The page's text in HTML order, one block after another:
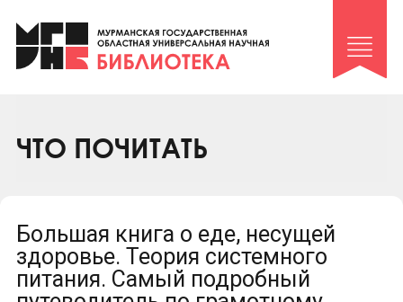
Клуб «Гиря и сельдерей»
Клуб «Семейный архив»
Коллегам
ЧТО ПОЧИТАТЬ
Большая книга о еде, несущей
здоровье. Теория системного
питания. Самый подробный